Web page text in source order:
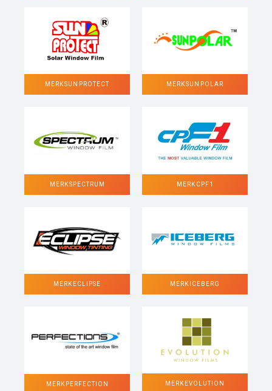
MERK SUN PROTECT MERK SUN POLAR
MERK SPECTRUM MERK CPF1
MERK ECLIPSE MERK ICEBERG
MERK PERFECTION MERK EVOLUTION